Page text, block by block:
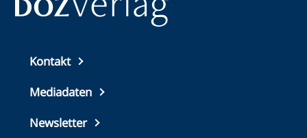
Top
footer
Kontakt
Mediadaten
Newsletter